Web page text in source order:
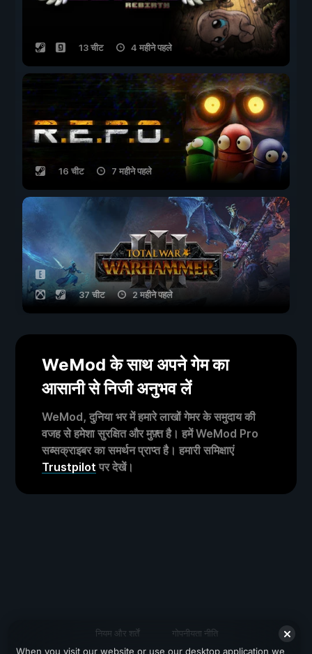
13 चीट 4 महीने पहले
16 चीट 7 महीने पहले
37 चीट 2 महीने पहले
WeMod के साथ अपने गेम का
आसानी से निजी अनुभव लें
WeMod, दुनिया भर में हमारे लाखों गेमर के समुदाय की
वजह से हमेशा सुरक्षित और मुफ़्त है। हमें WeMod Pro
सब्सक्राइबर का समर्थन प्राप्त है। हमारी समिक्षाएं
Trustpilot पर देखें।
नियम और शर्तें
गोपनीयता नीति
When you visit our website or use our desktop application we